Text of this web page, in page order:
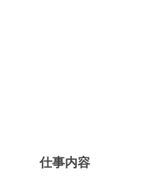
仕事内容